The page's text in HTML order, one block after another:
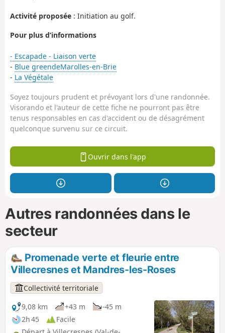
Activité proposée : Initiation au golf.
Pour plus d’informations
- Escapade - Liaison verte
- Blue greendeMarolles-en-Brie
- La Végétale
Soyez toujours prudent et prévoyant lors d'une randonnée.
Visorando et l'auteur de cette fiche ne pourront pas être
tenus responsables en cas d'accident ou de désagrément
quelconque survenu sur ce circuit.
Ouvrir dans l'app
Autres randonnées dans le
secteur
Promenade verte et fleurie entre
Villecresnes et Mandres-les-Roses
Collectivité territoriale
9,08 km
+43 m
-45 m
2h 45
Facile